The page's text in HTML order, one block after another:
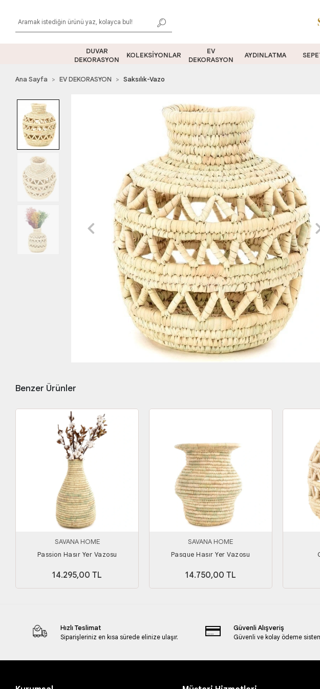
DUVAR
DEKORASYON
KOLEKSİYONLAR
EV
DEKORASYON
AYDINLATMA
Ana Sayfa EV DEKORASYON Saksılık-Vazo
Benzer Ürünler
SAVANA HOME
Passion Hasır Yer Vazosu
14.295,00 TL
SAVANA HOME
Pasque Hasır Yer Vazosu
14.750,00 TL
Hızlı Teslimat
Siparişleriniz en kısa sürede elinize ulaşır.
Güvenli Alışveriş
Güvenli ve kolay ödeme